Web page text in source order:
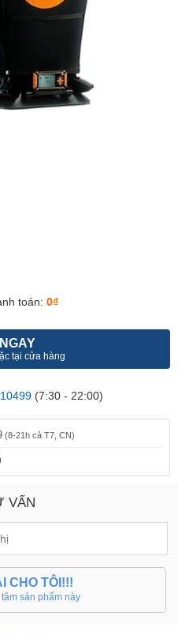
toán: 0₫
tại cửa hàng
(7:30 - 22:00)
(8-21h cả T7, CN)
VẤN
CHO TÔI!!!
sản phẩm này